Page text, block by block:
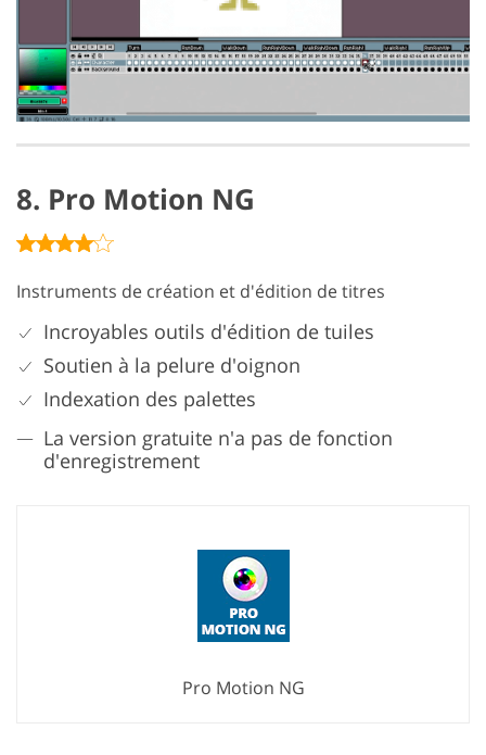
8. Pro Motion NG
Instruments de création et d'édition de titres
Incroyables outils d'édition de tuiles
Soutien à la pelure d'oignon
Indexation des palettes
La version gratuite n'a pas de fonction
d'enregistrement
Pro Motion NG